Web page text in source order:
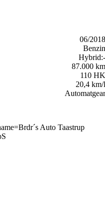
06/2018
Benzin
Hybrid:-
87.000 km
110 HK
20,4 km/l
Automatgear
Auto Taastrup